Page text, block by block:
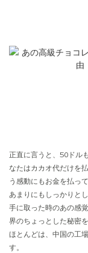
正直に言うと、50ドル
なたはカカオ代だけを
う感動にもお金を払っ
あまりにもしっかりと
手に取った時のあの感
界のちょっとした秘密
ほとんどは、中国の工
す。